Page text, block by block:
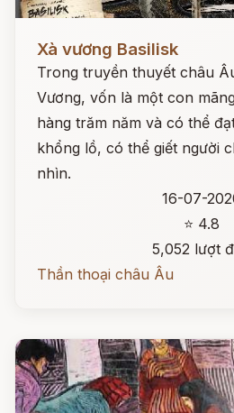
Xà vương Basilisk
Trong truyền thuyết châu
Vương, vốn là một con
hàng trăm năm và có thể
khổng lồ, có thể giết người
nhìn.
16-07-
⭐ 4.8
5,052 lượt
Thần thoại châu Âu